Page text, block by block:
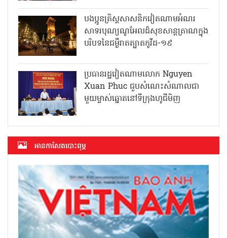
បងប្អូនគ្រិស្តសាសនិកវៀតណាមអំណរ
សាទរបុណ្យណូអែលដ៏សុខសាន្តត្រាណក្នុង
បរិបទនៃជម្ងឺរាតត្បាតកូវីដ-១៩
ប្រធានរដ្ឋវៀតណាមលោក Nguyen
Xuan Phuc ជួបសំណេះសំណាលជា
មួយម្ចាស់ឆ្នោតនៅទីក្រុងហូជីមិញ
អាន​កាសែត​បោះពុម្ភ